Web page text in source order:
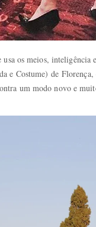
usa os meios,
e Costume) de
um modo novo e